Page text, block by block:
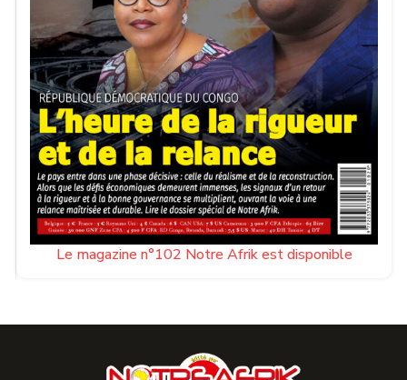
Le magazine n°102 Notre Afrik est disponible